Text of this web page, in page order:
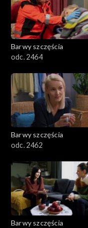
Barwy szczęścia
odc. 2464
Barwy szczęścia
odc. 2462
Barwy szczęścia